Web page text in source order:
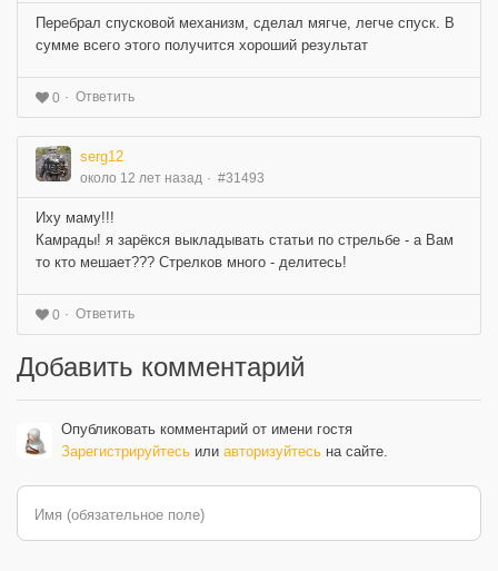
Перебрал спусковой механизм, сделал мягче, легче спуск. В
сумме всего этого получится хороший результат
0 Ответить
serg12
около 12 лет назад #31493
Иху маму!!!
Камрады! я зарёкся выкладывать статьи по стрельбе - а Вам
то кто мешает??? Стрелков много - делитесь!
0 Ответить
Добавить комментарий
Опубликовать комментарий от имени гостя
Зарегистрируйтесь или авторизуйтесь на сайте.
Имя (обязательное поле)